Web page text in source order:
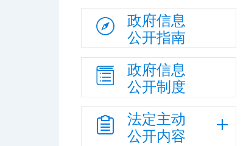
政府信息
公开指南
政府信息
公开制度
法定主动
公开内容